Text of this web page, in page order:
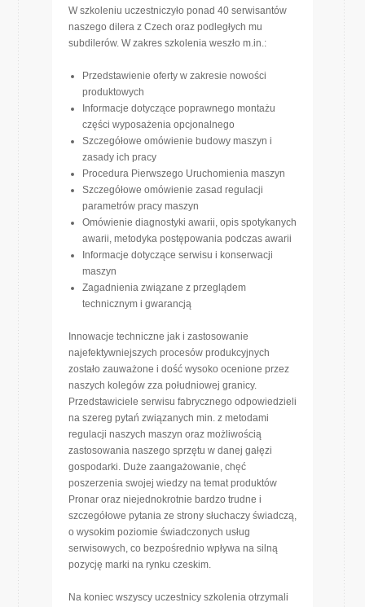
W szkoleniu uczestniczyło ponad 40 serwisantów
naszego dilera z Czech oraz podległych mu
subdilerów. W zakres szkolenia weszło m.in.:
Przedstawienie oferty w zakresie nowości
produktowych
Informacje dotyczące poprawnego montażu
części wyposażenia opcjonalnego
Szczegółowe omówienie budowy maszyn i
zasady ich pracy
Procedura Pierwszego Uruchomienia maszyn
Szczegółowe omówienie zasad regulacji
parametrów pracy maszyn
Omówienie diagnostyki awarii, opis spotykanych
awarii, metodyka postępowania podczas awarii
Informacje dotyczące serwisu i konserwacji
maszyn
Zagadnienia związane z przeglądem
technicznym i gwarancją
Innowacje techniczne jak i zastosowanie
najefektywniejszych procesów produkcyjnych
zostało zauważone i dość wysoko ocenione przez
naszych kolegów zza południowej granicy.
Przedstawiciele serwisu fabrycznego odpowiedzieli
na szereg pytań związanych min. z metodami
regulacji naszych maszyn oraz możliwością
zastosowania naszego sprzętu w danej gałęzi
gospodarki. Duże zaangażowanie, chęć
poszerzenia swojej wiedzy na temat produktów
Pronar oraz niejednokrotnie bardzo trudne i
szczegółowe pytania ze strony słuchaczy świadczą,
o wysokim poziomie świadczonych usług
serwisowych, co bezpośrednio wpływa na silną
pozycję marki na rynku czeskim.
Na koniec wszyscy uczestnicy szkolenia otrzymali